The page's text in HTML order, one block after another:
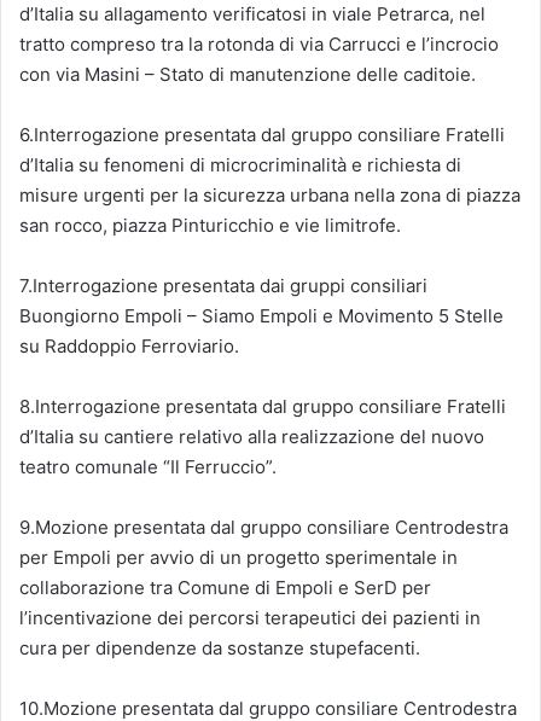
d’Italia su allagamento verificatosi in viale Petrarca, nel
tratto compreso tra la rotonda di via Carrucci e l’incrocio
con via Masini – Stato di manutenzione delle caditoie.
6.Interrogazione presentata dal gruppo consiliare Fratelli
d’Italia su fenomeni di microcriminalità e richiesta di
misure urgenti per la sicurezza urbana nella zona di piazza
san rocco, piazza Pinturicchio e vie limitrofe.
7.Interrogazione presentata dai gruppi consiliari
Buongiorno Empoli – Siamo Empoli e Movimento 5 Stelle
su Raddoppio Ferroviario.
8.Interrogazione presentata dal gruppo consiliare Fratelli
d’Italia su cantiere relativo alla realizzazione del nuovo
teatro comunale “Il Ferruccio”.
9.Mozione presentata dal gruppo consiliare Centrodestra
per Empoli per avvio di un progetto sperimentale in
collaborazione tra Comune di Empoli e SerD per
l’incentivazione dei percorsi terapeutici dei pazienti in
cura per dipendenze da sostanze stupefacenti.
10.Mozione presentata dal gruppo consiliare Centrodestra